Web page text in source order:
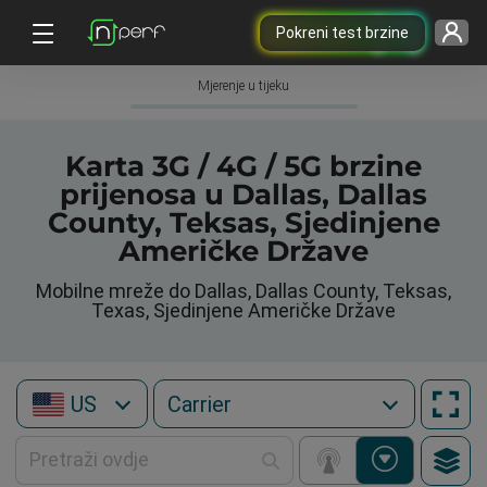
Pokreni test brzine
Mjerenje u tijeku
Karta 3G / 4G / 5G brzine
prijenosa u Dallas, Dallas
County, Teksas, Sjedinjene
Američke Države
Mobilne mreže do Dallas, Dallas County, Teksas,
Texas, Sjedinjene Američke Države
US